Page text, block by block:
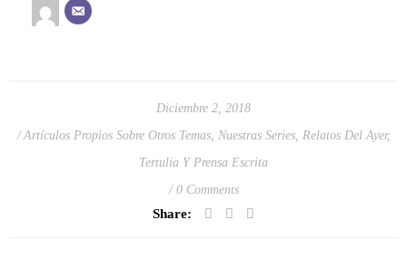
Diciembre 2, 2018
Artículos Propios Sobre Otros Temas, Nuestras Series, Relatos Del Ayer,
Tertulia Y Prensa Escrita
0 Comments
Share: